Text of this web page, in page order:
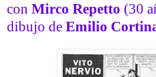
con Mirco Repetto (30
dibujo de Emilio